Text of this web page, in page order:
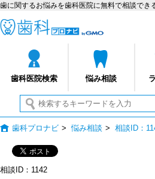
歯に関するお悩みを歯科医院に無料で相談でき
歯科医院検索 悩み相談
歯科プロナビ > 悩み相談 > 相談ID：
相談ID：1142